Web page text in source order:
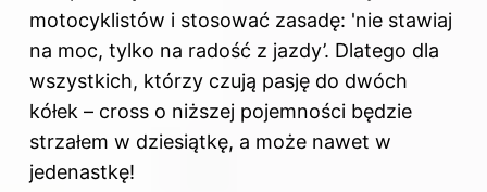
motocyklistów i stosować zasadę: 'nie stawiaj
na moc, tylko na radość z jazdy’. Dlatego dla
wszystkich, którzy czują pasję do dwóch
kółek – cross o niższej pojemności będzie
strzałem w dziesiątkę, a może nawet w
jedenastkę!